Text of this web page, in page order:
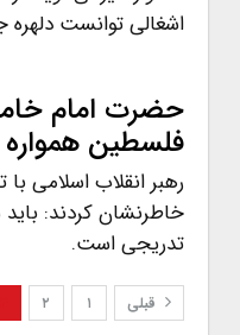
اشغالی توانست
حضرت امام
فلسطین همواره
رهبر انقلاب اسلامی
خاطرنشان کردند: باید
تدریجی است.
قبلی ۱ ۲